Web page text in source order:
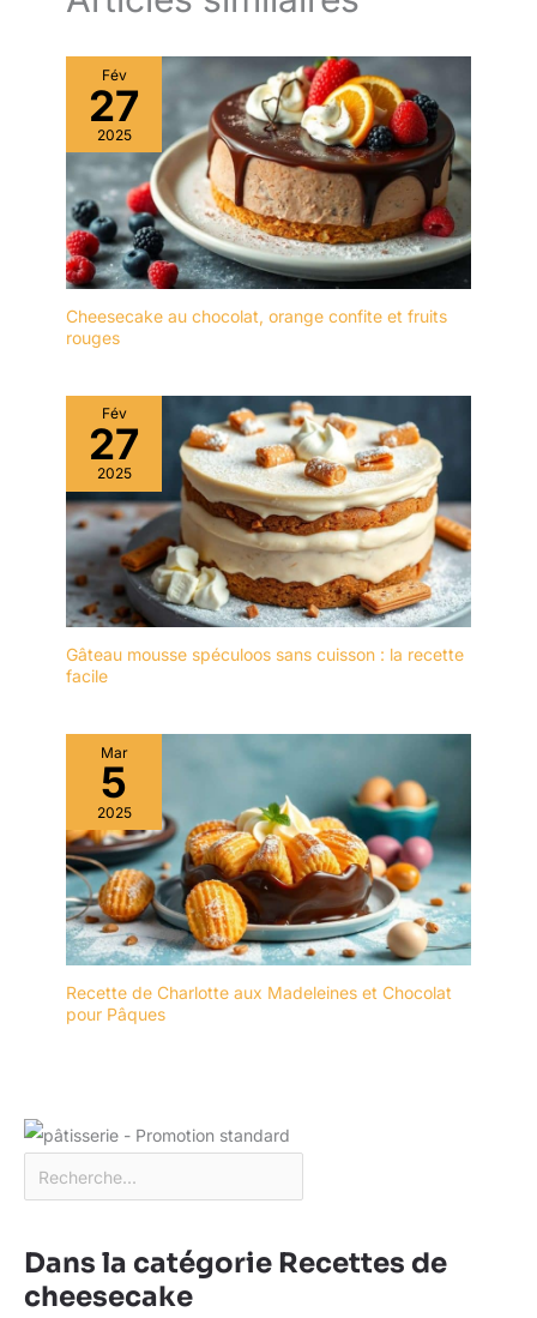
et n'absorbe ni les
odeurs ni les taches. Il
peut être rincé avec un
peu de liquide vaisselle et
d'eau et est très facile à
entretenir. Afin de
prolonger sa durée de
vie, il est recommandé de
ne pas le nettoyer au
nettoyage, il doit être
importante] : si vous
rencontrez des
difficultés, n'hésitez pas
à nous contacter. Nous
vous répondrons dans
les 24 heures.
met en valeur la pelle à
nettoyage au quotidien.
Compatible avec le lave-
vaisselle. MODERNE ET
ÉLÉGANT : Le Jet est un
laguiole de table au
design contemporain,
souligné par un poinçon
d'abeille moderne et
stylisé. Le Jet se décline
ici dans une version
raffinée en inox brillant
TRADITION AU GOÛT DU
JOUR : Lou Laguiole allie
la force de la Tradition et
l'élégance de la
Modernité. Notre gamme
de couteaux Laguiole est
la garantie d'une
signature raffinée pour
des tables authentiques
Fév
27
2025
Cheesecake au chocolat, orange confite et fruits
rouges
Fév
27
2025
Gâteau mousse spéculoos sans cuisson : la recette
facile
Mar
5
2025
Recette de Charlotte aux Madeleines et Chocolat
pour Pâques
Dans la catégorie Recettes de
cheesecake